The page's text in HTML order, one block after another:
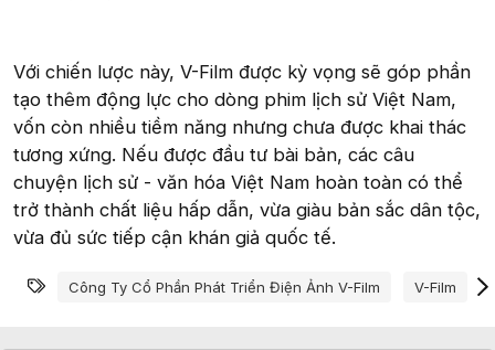
Với chiến lược này, V-Film được kỳ vọng sẽ góp phần
tạo thêm động lực cho dòng phim lịch sử Việt Nam,
vốn còn nhiều tiềm năng nhưng chưa được khai thác
tương xứng. Nếu được đầu tư bài bản, các câu
chuyện lịch sử - văn hóa Việt Nam hoàn toàn có thể
trở thành chất liệu hấp dẫn, vừa giàu bản sắc dân tộc,
vừa đủ sức tiếp cận khán giả quốc tế.
Từ khóa
Công Ty Cổ Phần Phát Triển Điện Ảnh V-Film V-Film